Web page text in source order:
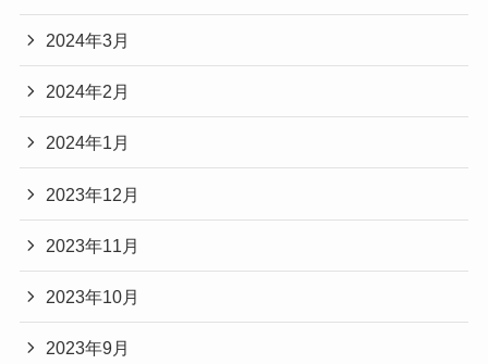
2024年3月
2024年2月
2024年1月
2023年12月
2023年11月
2023年10月
2023年9月